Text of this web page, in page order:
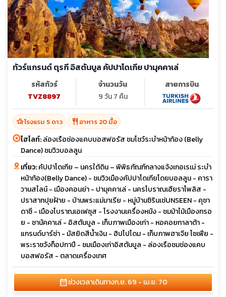
ทัวร์แกรนด์ ตุรกี อิสตันบูล คัปปาโดเกีย ปามุคคาเล่
รหัสทัวร์
TVZ8897
จำนวนวัน
9 วัน 7 คืน
สายการบิน
hotel_classโรงแรม 5 ดาว restaurant อาหาร 20 มื้อ
ไฮไลท์:ล่องเรือช่องแคบบอสฟอรัส ชมโชว์ระบำหน้าท้อง (Belly
Dance) ชมวิวบอลลูน
เที่ยว:คัปปาโดเกีย – นครใต้ดิน – พิพิธภัณฑ์กลางแจ้งเกอเรเม่ ระบำ
หน้าท้อง(Belly Dance) - ชมวิวเมืองคัปปาโดเกียโดยบอลลูน - คารา
วานสไลน์ - เมืองคอนย่า - ปามุคคาเล่ - นครโบราณเฮียราโพลิส -
ปราสาทปุยฝ้าย - บ้านพระแม่มาเรีย - หมู่บ้านซิรินเช่UNSEEN - คุซา
ดาซึ - เมืองโบราณเอเฟซุส - โรงงานเครื่องหนัง - ชมม้าไม้เมืองทรอ
ย - ชานัคคาเล่ - อิสตันบูล - เก็บภาพเมืองเก่า - หอคอยกาลาต้า -
แกรนด์บาร์ซ่า - มัสยิดสีน้ำเงิน - ฮิปโปโดม - เก็บภาพฮาเจีย โซเฟีย -
พระราชวังท็อปกาปี - ชมเมืองเก่าอิสตันบูล - ล่องเรือชมช่องแคบ
บอสฟอรัส - ตลาดเครื่องเทศ
calendar_monthช่วงเวลาเดินทางก.ย. 69 - เม.ย. 70